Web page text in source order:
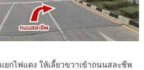
ยกไฟแดง ให้เลี้ยวขวาเข้าถนนสละชีพ